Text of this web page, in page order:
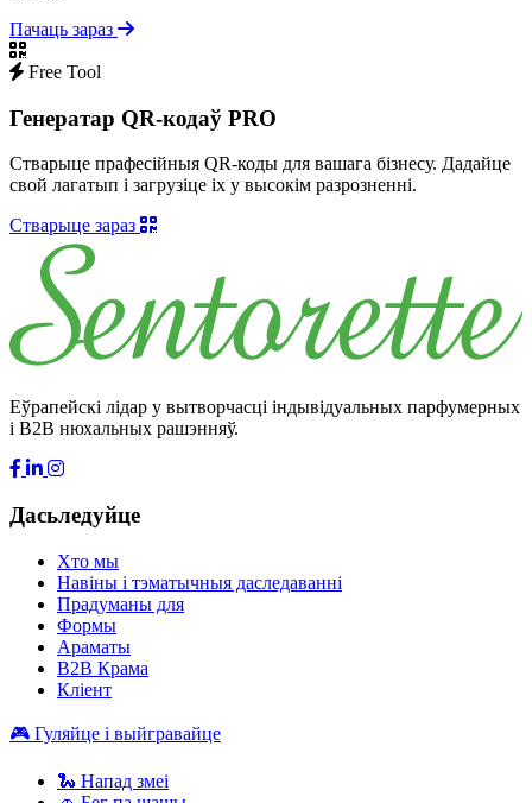
Пачаць зараз
Free Tool
Генератар QR-кодаў PRO
Стварыце прафесійныя QR-коды для вашага бізнесу. Дадайце
свой лагатып і загрузіце іх у высокім разрозненні.
Стварыце зараз
Еўрапейскі лідар у вытворчасці індывідуальных парфумерных
і B2B нюхальных рашэнняў.
Дасьледуйце
Хто мы
Навіны і тэматычныя даследаванні
Прадуманы для
Формы
Араматы
B2B Крама
Кліент
🎮 Гуляйце і выйгравайце
🐍 Напад змеі